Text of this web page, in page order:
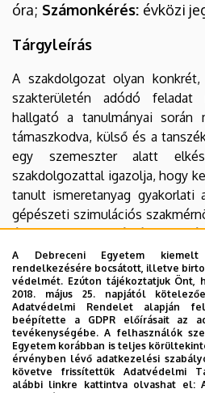
óra; Számonkérés: évközi
Tárgyleírás
A szakdolgozat olyan
szakterületén adódó feladat
hallgató a tanulmányai során
támaszkodva, külső és a
egy szemeszter alatt
szakdolgozattal igazolja, hogy
tanult ismeretanyag gyakorlati
gépészeti szimulációs
és a tananyagon túl jártas
szakirodalomban is.
Oktatás helyszíne
Debreceni Egyetem Műszaki Kar
Tudnivalók a
A Debreceni Egyetem
rendelkezésére bocsátott, illetve
védelmét. Ezúton tájékoztatjuk Önt,
2018. május 25. napjától
Adatvédelmi Rendelet alapján
beépítette a GDPR előírásait az
tevékenységébe. A felhasználók
Egyetem korábban is teljes
érvényben lévő adatkezelési
követve frissítettük Adatvédelmi
alábbi linkre kattintva olvashat el: